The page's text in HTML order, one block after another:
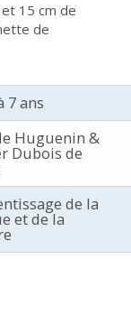
15 cm de
de
7 ans
Huguenin &
Dubois de
de la
et de la